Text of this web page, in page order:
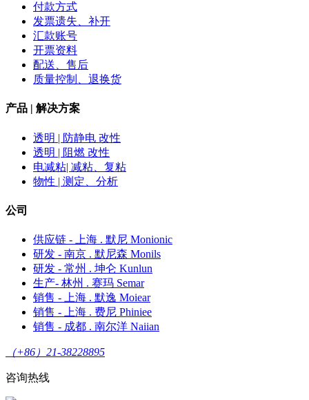
付款方式
发票遗失、补开
汇款账号
开票资料
配送、售后
质量控制、退换货
产品 | 解决方案
透明 | 防静电 改性
透明 | 阻燃 改性
电减粘| 减粘、复粘
物性 | 测定、分析
公司
供应链 - 上海 . 默尼 Monionic
研发 - 南京 . 默尼森 Monils
研发 - 常州 . 坤仑 Kunlun
生产- 林州 . 赛玛 Semar
销售 - 上海 . 默逸 Moiear
销售 - 上海 . 费尼 Phiniee
销售 - 成都 . 南尔洋 Naiian
（+86）21-38228895
咨询热线